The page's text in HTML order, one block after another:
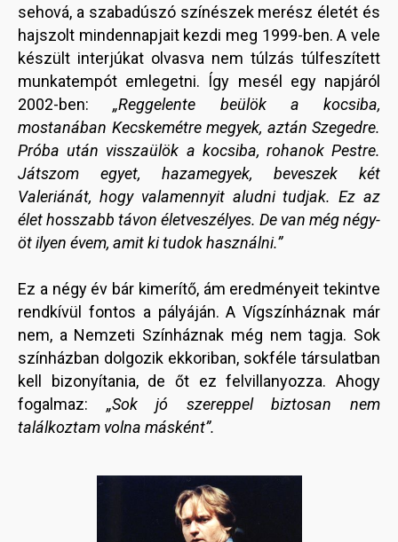
sehová, a szabadúszó színészek merész életét és
hajszolt mindennapjait kezdi meg 1999-ben. A vele
készült interjúkat olvasva nem túlzás túlfeszített
munkatempót emlegetni. Így mesél egy napjáról
2002-ben:„Reggelente beülök a kocsiba,
mostanában Kecskemétre megyek, aztán Szegedre.
Próba után visszaülök a kocsiba, rohanok Pestre.
Játszom egyet, hazamegyek, beveszek két
Valeriánát, hogy valamennyit aludni tudjak. Ez az
élet hosszabb távon életveszélyes. De van még négy-
öt ilyen évem, amit ki tudok használni.”
Ez a négy év bár kimerítő, ám eredményeit tekintve
rendkívül fontos a pályáján. A Vígszínháznak már
nem, a Nemzeti Színháznak még nem tagja. Sok
színházban dolgozik ekkoriban, sokféle társulatban
kell bizonyítania, de őt ez felvillanyozza. Ahogy
fogalmaz: „Sok jó szereppel biztosan nem
találkoztam volna másként”.